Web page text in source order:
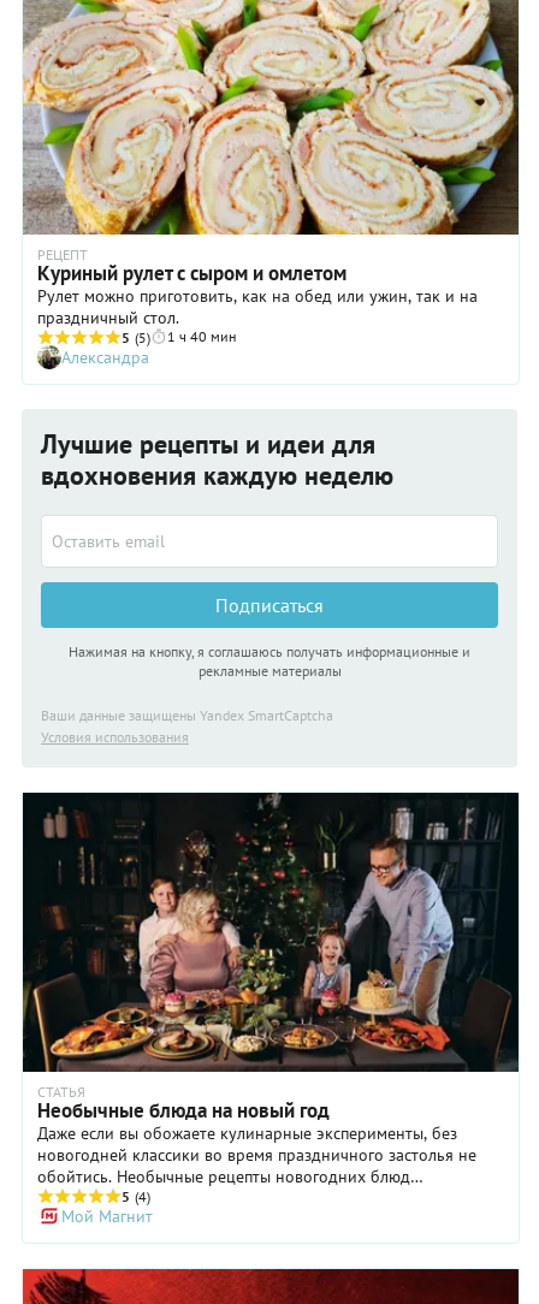
РЕЦЕПТ
Куриный рулет с сыром и омлетом
Рулет можно приготовить, как на обед или ужин, так и на
праздничный стол.
5 (5) 1 ч 40 мин
Александра
Лучшие рецепты и идеи для
вдохновения каждую неделю
Подписаться
Нажимая на кнопку, я соглашаюсь получать информационные и
рекламные материалы
Ваши данные защищены Yandex SmartCaptcha
Условия использования
СТАТЬЯ
Необычные блюда на новый год
Даже если вы обожаете кулинарные эксперименты, без
новогодней классики во время праздничного застолья не
обойтись. Необычные рецепты новогодних блюд
помогут сделать праздничный стол по-настоящему
изысканным и в нужной мере экспериментальным.
Приверженцы классического новогоднего набора тоже
останутся довольны нашими рецептами. Здесь найдутся
идеи для необычных подач, небанальных сочетаний
5 (4)
Мой Магнит